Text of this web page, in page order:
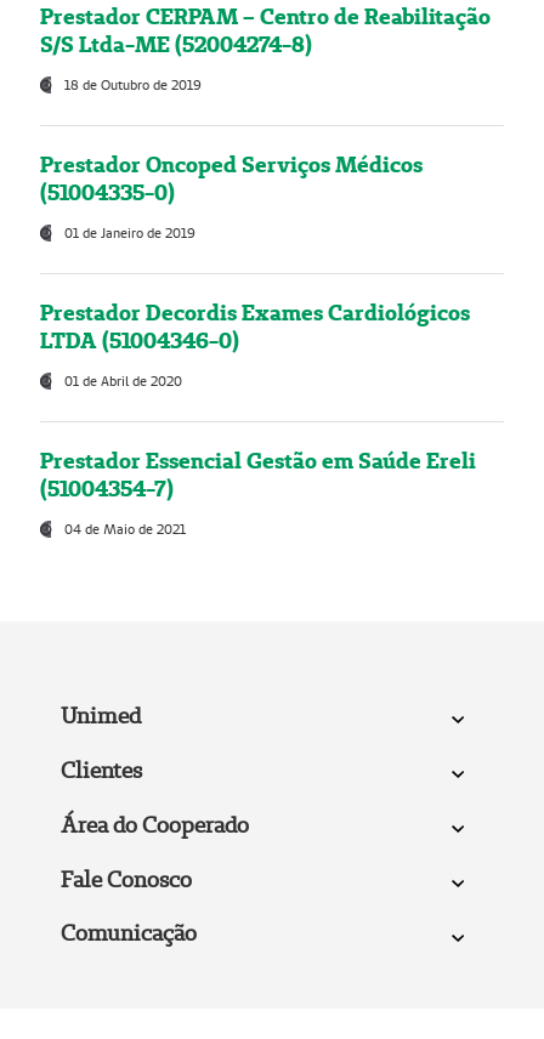
Prestador CERPAM – Centro de Reabilitação
S/S Ltda-ME (52004274-8)
18 de Outubro de 2019
Prestador Oncoped Serviços Médicos
(51004335-0)
01 de Janeiro de 2019
Prestador Decordis Exames Cardiológicos
LTDA (51004346-0)
01 de Abril de 2020
Prestador Essencial Gestão em Saúde Ereli
(51004354-7)
04 de Maio de 2021
Unimed
Clientes
Área do Cooperado
Fale Conosco
Comunicação